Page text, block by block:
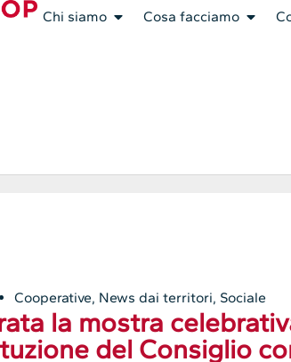
Chi siamo Cosa facciamo
Cooperative, News dai territori, Sociale
la mostra
del Consiglio